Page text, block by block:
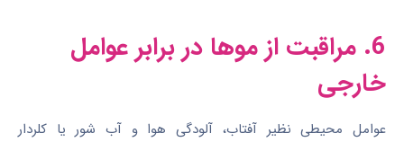
6. مراقبت از موها در برابر عوامل
خارجی
عوامل محیطی نظیر آفتاب، آلودگی هوا و آب شور یا کلردار